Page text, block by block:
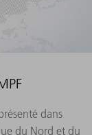
dans
du Nord et du